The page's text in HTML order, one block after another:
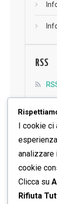
RSS
I cookie ci
analizzare
cookie
Clicca su
Rifiuta